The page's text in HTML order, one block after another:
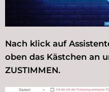
Nach klick auf
oben das Kästchen an
ZUSTIMMEN.